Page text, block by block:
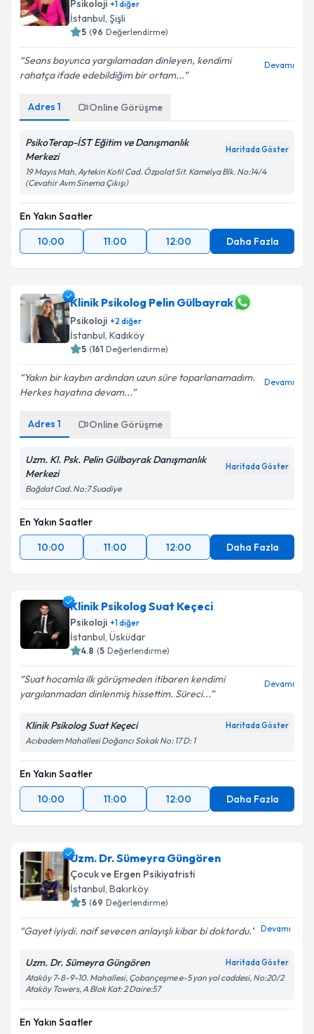
E-posta Adresiniz
Metni'ni okudum ve kişisel verilerimin belirtilen
kapsamda işlenmesini kabul ediyorum.
Takvim Talebini Gönder
Psikoloji +1diğer
İstanbul, Şişli
5 (96 Değerlendirme)
Seans boyunca yargılamadan dinleyen, kendimi
rahatça ifade edebildiğim bir ortam...
Devamı
Adres 1 Online Görüşme
PsikoTerap-İST Eğitim ve Danışmanlık
Merkezi
Haritada Göster
19 Mayıs Mah. Aytekin Kotil Cad. Özpolat Sit. Kamelya Blk. No:14/4
(Cevahir Avm Sinema Çıkışı)
En Yakın Saatler
10:00
11:00 12:00 Daha Fazla
Klinik Psikolog Pelin Gülbayrak
Psikoloji +2 diğer
İstanbul, Kadıköy
5 (161 Değerlendirme)
Yakın bir kaybın ardından uzun süre toparlanamadım.
Herkes hayatına devam...
Devamı
Adres 1 Online Görüşme
Uzm. Kl. Psk. Pelin Gülbayrak Danışmanlık
Merkezi
Haritada Göster
Bağdat Cad. No:7 Suadiye
En Yakın Saatler
10:00
11:00 12:00 Daha Fazla
Klinik Psikolog Suat Keçeci
Psikoloji +1diğer
İstanbul, Üsküdar
4.8 (5 Değerlendirme)
Suat hocamla ilk görüşmeden itibaren kendimi
yargılanmadan dinlenmiş hissettim. Süreci...
Devamı
Klinik Psikolog Suat Keçeci Haritada Göster
Acıbadem Mahallesi Doğancı Sokak No: 17 D: 1
En Yakın Saatler
10:00
11:00 12:00 Daha Fazla
Uzm. Dr. Sümeyra Güngören
Çocuk ve Ergen Psikiyatristi
İstanbul, Bakırköy
5 (69 Değerlendirme)
Gayet iyiydi. naif sevecen anlayışlı kibar bi doktordu. Devamı
Uzm. Dr. Sümeyra Güngören Haritada Göster
Ataköy 7-8-9-10. Mahallesi, Çobançeşme e-5 yan yol caddesi, No:20/2
Ataköy Towers, A Blok Kat: 2 Daire:57
En Yakın Saatler